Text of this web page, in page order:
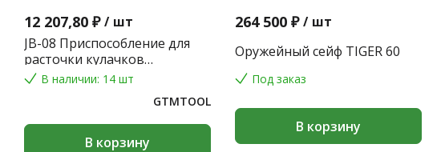
12 207,80 ₽ / шт
JB-08 Приспособление для
расточки кулачков
токарного патрона
В наличии: 14 шт
GTMTOOL
В корзину
264 500 ₽ / шт
Оружейный сейф TIGER 60
Под заказ
В корзину